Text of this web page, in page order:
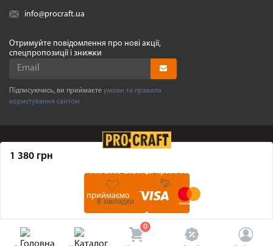
1 380 грн
В закладки
info@procraft.ua
Отримуйте повідомлення про нові акції,
спецпропозиції і знижки
Підписуючись, ви приймаєте умови та правила
користування сайтом
Procraft.ua2005-2026. Усі права захищенні
Ми приймаємо
0